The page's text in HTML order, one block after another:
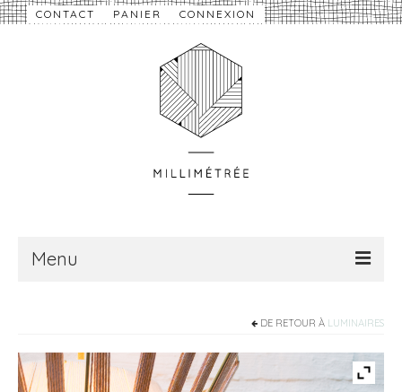
CONTACT PANIER CONNEXION
Menu
eShop
DE RETOUR À LUMINAIRES